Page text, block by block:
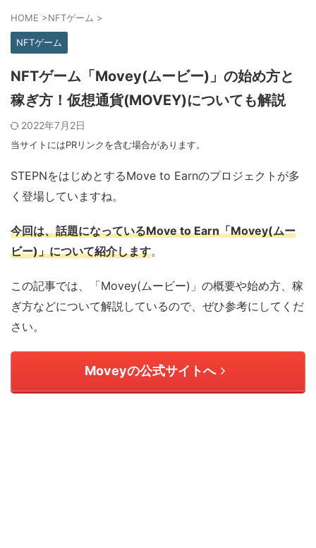
HOME >NFTゲーム >
NFTゲーム
NFTゲーム「Movey(ムービー)」の始め方と
稼ぎ方！仮想通貨(MOVEY)についても解説
2022年7月2日
当サイトにはPRリンクを含む場合があります。
STEPNをはじめとするMove to Earnのプロジェクトが多
く登場していますね。
今回は、話題になっているMove to Earn「Movey(ムー
ビー)」について紹介します。
この記事では、「Movey(ムービー)」の概要や始め方、稼
ぎ方などについて解説しているので、ぜひ参考にしてくだ
さい。
Moveyの公式サイトへ